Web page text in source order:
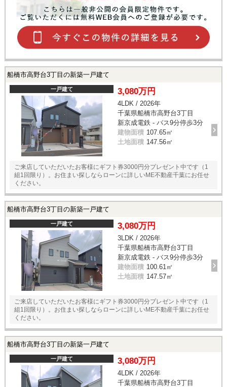
船橋市高野台3丁目の新築一戸建て
一戸建て 3,080万円
4LDK / 2026年
千葉県船橋市高野台3丁目
新京成電鉄 - バス9分停歩3分
建物面積 107.65㎡
土地面積 147.56㎡
ご来店していただいたお客様にギフト券3000円分プレゼント中です（1
組1回限り）。お住まい探しならローンに詳しいME不動産千葉にお任せ
ください。
船橋市高野台3丁目の新築一戸建て
一戸建て 3,080万円
3LDK / 2026年
千葉県船橋市高野台3丁目
新京成電鉄 - バス9分停歩3分
建物面積 100.61㎡
土地面積 147.57㎡
ご来店していただいたお客様にギフト券3000円分プレゼント中です（1
組1回限り）。お住まい探しならローンに詳しいME不動産千葉にお任せ
ください。
船橋市高野台3丁目の新築一戸建て
一戸建て 3,080万円
4LDK / 2026年
千葉県船橋市高野台3丁目